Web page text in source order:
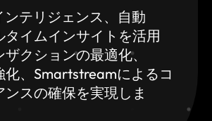
ンテリジェンス、自動
タイムインサイトを活用
ザクションの最適化、
化、Smartstreamによるコ
ンスの確保を実現しま